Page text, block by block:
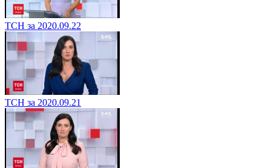
ТСН за 2020.09.22
ТСН за 2020.09.21